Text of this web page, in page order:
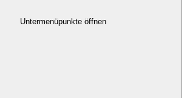
Untermenüpunkte öffnen